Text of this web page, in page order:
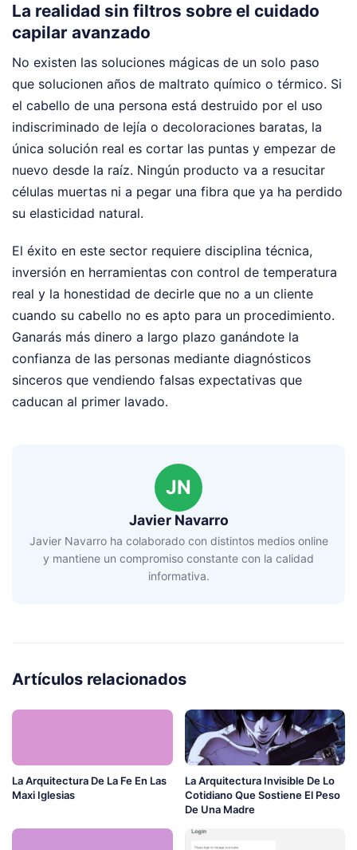
La realidad sin filtros sobre el cuidado
capilar avanzado
No existen las soluciones mágicas de un solo paso
que solucionen años de maltrato químico o térmico. Si
el cabello de una persona está destruido por el uso
indiscriminado de lejía o decoloraciones baratas, la
única solución real es cortar las puntas y empezar de
nuevo desde la raíz. Ningún producto va a resucitar
células muertas ni a pegar una fibra que ya ha perdido
su elasticidad natural.
El éxito en este sector requiere disciplina técnica,
inversión en herramientas con control de temperatura
real y la honestidad de decirle que no a un cliente
cuando su cabello no es apto para un procedimiento.
Ganarás más dinero a largo plazo ganándote la
confianza de las personas mediante diagnósticos
sinceros que vendiendo falsas expectativas que
caducan al primer lavado.
JN
Javier Navarro
Javier Navarro ha colaborado con distintos medios online
y mantiene un compromiso constante con la calidad
informativa.
Artículos relacionados
La Arquitectura De La Fe En Las
Maxi Iglesias
La Arquitectura Invisible De Lo
Cotidiano Que Sostiene El Peso
De Una Madre